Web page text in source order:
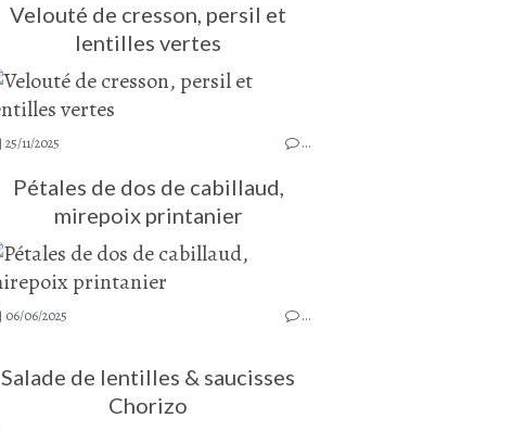
Velouté de cresson, persil et
lentilles vertes
25/11/2025 …
Pétales de dos de cabillaud,
mirepoix printanier
06/06/2025 …
Salade de lentilles & saucisses
Chorizo